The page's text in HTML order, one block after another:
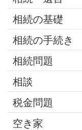
相続の基礎
相続の手続き
相続問題
相談
税金問題
空き家